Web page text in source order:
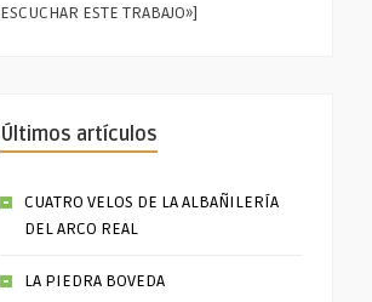
ESCUCHAR ESTE TRABAJO»]
Últimos artículos
CUATRO VELOS DE LA ALBAÑILERÍA
DEL ARCO REAL
LA PIEDRA BOVEDA